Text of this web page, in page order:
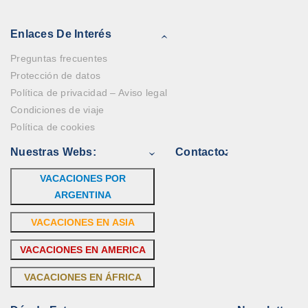
Enlaces De Interés
Preguntas frecuentes
Protección de datos
Política de privacidad – Aviso legal
Condiciones de viaje
Política de cookies
Nuestras Webs:
VACACIONES POR
ARGENTINA
VACACIONES EN ASIA
VACACIONES EN AMERICA
VACACIONES EN ÁFRICA
Contacto: